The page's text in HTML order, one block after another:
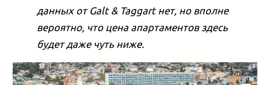
данных от Galt & Taggart нет, но вполне
вероятно, что цена апартаментов здесь
будет даже чуть ниже.